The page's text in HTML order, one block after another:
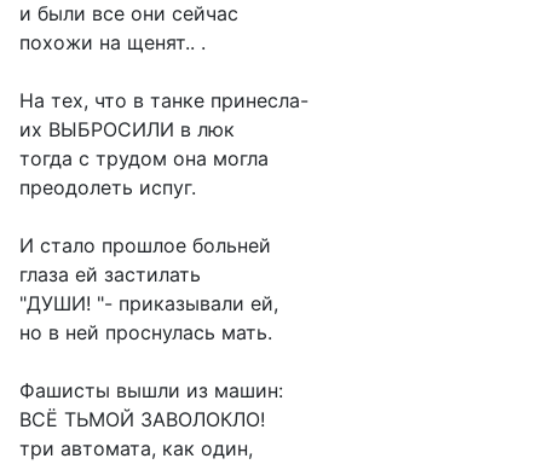
и были все они сейчас
похожи на щенят.. .
На тех, что в танке принесла-
их ВЫБРОСИЛИ в люк
тогда с трудом она могла
преодолеть испуг.
И стало прошлое больней
глаза ей застилать
"ДУШИ! "- приказывали ей,
но в ней проснулась мать.
Фашисты вышли из машин:
ВСЁ ТЬМОЙ ЗАВОЛОКЛО!
три автомата, как один,